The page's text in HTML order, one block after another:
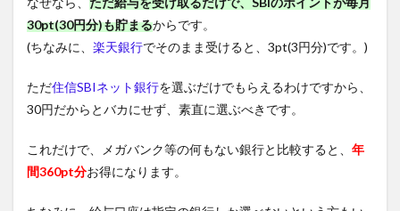
30pt(30円分)も貯まるからです。
(ちなみに、 楽天銀行でそのまま受けると、3pt(3円分)です。)
ただ住信SBIネット銀行を選ぶだけでもらえるわけですから、
30円だからとバカにせず、素直に選ぶべきです。
これだけで、メガバンク等の何もない銀行と比較すると、 年
間360pt分お得になります。